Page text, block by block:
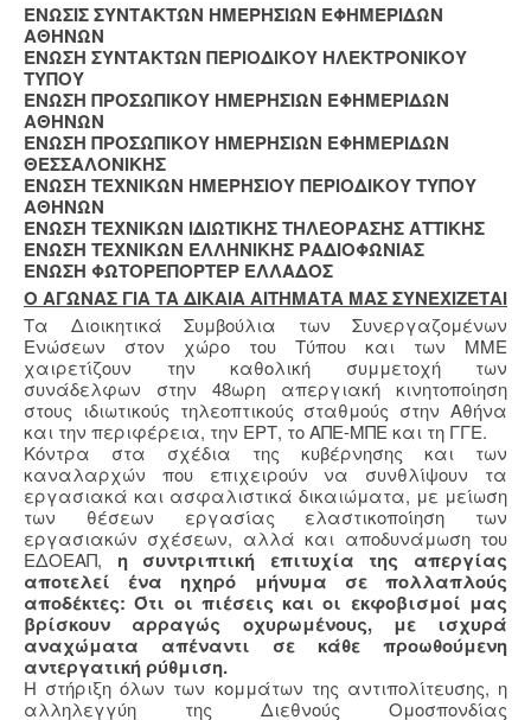
ΕΝΩΣΙΣ ΣΥΝΤΑΚΤΩΝ ΗΜΕΡΗΣΙΩΝ ΕΦΗΜΕΡΙΔΩΝ
ΑΘΗΝΩΝ
ΕΝΩΣΗ ΣΥΝΤΑΚΤΩΝ ΠΕΡΙΟΔΙΚΟΥ ΗΛΕΚΤΡΟΝΙΚΟΥ
ΤΥΠΟΥ
ΕΝΩΣΗ ΠΡΟΣΩΠΙΚΟΥ ΗΜΕΡΗΣΙΩΝ ΕΦΗΜΕΡΙΔΩΝ
ΑΘΗΝΩΝ
ΕΝΩΣΗ ΠΡΟΣΩΠΙΚΟΥ ΗΜΕΡΗΣΙΩΝ ΕΦΗΜΕΡΙΔΩΝ
ΘΕΣΣΑΛΟΝΙΚΗΣ
ΕΝΩΣΗ ΤΕΧΝΙΚΩΝ ΗΜΕΡΗΣΙΟΥ ΠΕΡΙΟΔΙΚΟΥ ΤΥΠΟΥ
ΑΘΗΝΩΝ
ΕΝΩΣΗ ΤΕΧΝΙΚΩΝ ΙΔΙΩΤΙΚΗΣ ΤΗΛΕΟΡΑΣΗΣ ΑΤΤΙΚΗΣ
ENΩΣΗ ΤΕΧΝΙΚΩΝ ΕΛΛΗΝΙΚΗΣ ΡΑΔΙΟΦΩΝΙΑΣ
ΕΝΩΣΗ ΦΩΤΟΡΕΠΟΡΤΕΡ ΕΛΛΑΔΟΣ
Ο ΑΓΩΝΑΣ ΓΙΑ ΤΑ ΔΙΚΑΙΑ ΑΙΤΗΜΑΤΑ ΜΑΣ ΣΥΝΕΧΙΖΕΤΑΙ
Τα Διοικητικά Συμβούλια των Συνεργαζομένων
Ενώσεων στον χώρο του Τύπου και των ΜΜΕ
χαιρετίζουν την καθολική συμμετοχή των
συνάδελφων στην 48ωρη απεργιακή κινητοποίηση
στους ιδιωτικούς τηλεοπτικούς σταθμούς στην Αθήνα
και την περιφέρεια, την ΕΡΤ, το ΑΠΕ-ΜΠΕ και τη ΓΓΕ.
Κόντρα στα σχέδια της κυβέρνησης και των
καναλαρχών που επιχειρούν να συνθλίψουν τα
εργασιακά και ασφαλιστικά δικαιώματα, με μείωση
των θέσεων εργασίας ελαστικοποίηση των
εργασιακών σχέσεων, αλλά και αποδυνάμωση του
ΕΔΟΕΑΠ, η συντριπτική επιτυχία της απεργίας
αποτελεί ένα ηχηρό μήνυμα σε πολλαπλούς
αποδέκτες: Ότι οι πιέσεις και οι εκφοβισμοί μας
βρίσκουν αρραγώς οχυρωμένους, με ισχυρά
αναχώματα απέναντι σε κάθε προωθούμενη
αντεργατική ρύθμιση.
Η στήριξη όλων των κομμάτων της αντιπολίτευσης, η
αλληλεγγύη της Διεθνούς Ομοσπονδίας